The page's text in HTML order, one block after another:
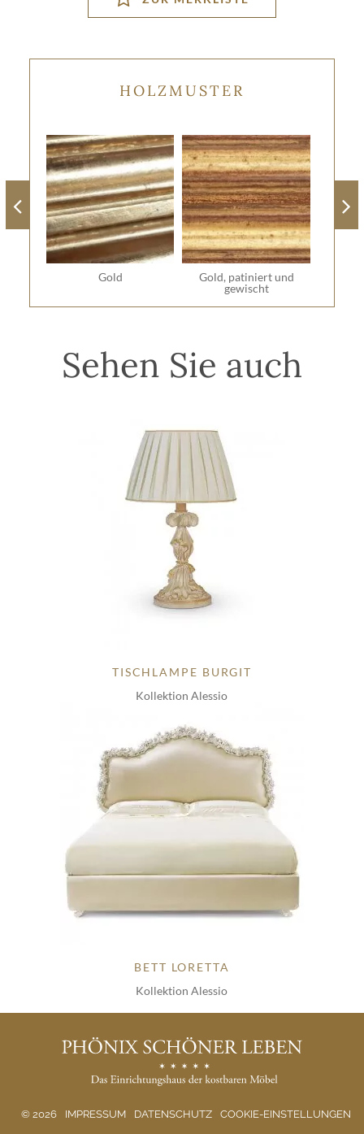
HOLZMUSTER
Gold
Gold, patiniert und
gewischt
Sehen Sie auch
TISCHLAMPE BURGIT
Kollektion Alessio
BETT LORETTA
Kollektion Alessio
© 2026 IMPRESSUM DATENSCHUTZ
COOKIE-EINSTELLUNGEN